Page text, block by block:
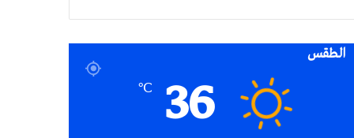
الطقس
36
℃